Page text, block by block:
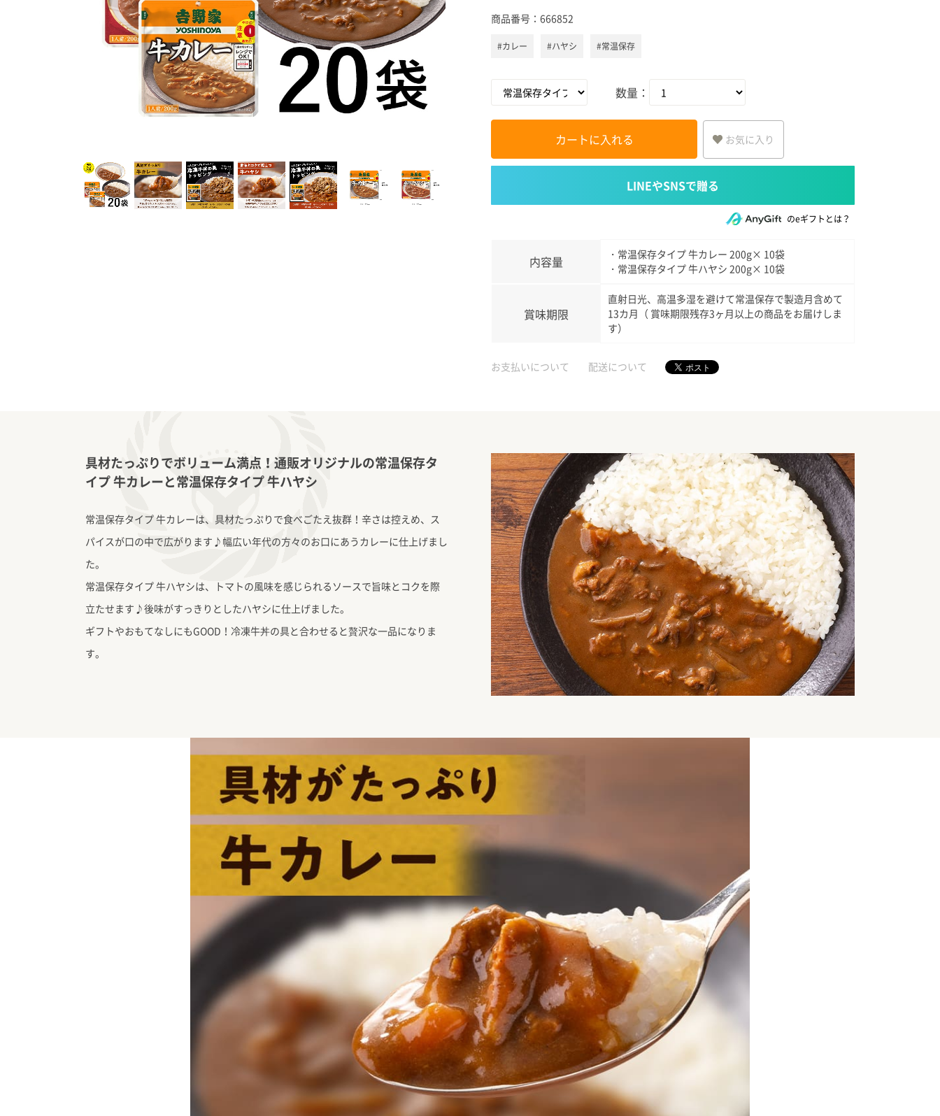
商品番号： 666852
#カレー #ハヤシ #常温保存
数量：
カートに入れる お気に入り
のeギフトとは？
内容量
・常温保存タイプ 牛カレー 200g× 10袋
・常温保存タイプ 牛ハヤシ 200g× 10袋
賞味期限
直射日光、高温多湿を避けて常温保存で製造月含めて
13カ月（ 賞味期限残存3ヶ月以上の商品をお届けしま
す）
お支払いについて 配送について
具材たっぷりでボリューム満点！通販オリジナルの常温保存タ
イプ 牛カレーと常温保存タイプ 牛ハヤシ
常温保存タイプ 牛カレーは、具材たっぷりで食べごたえ抜群！辛さは控えめ、ス
パイスが口の中で広がります♪幅広い年代の方々のお口にあうカレーに仕上げまし
た。
常温保存タイプ 牛ハヤシは、トマトの風味を感じられるソースで旨味とコクを際
立たせます♪後味がすっきりとしたハヤシに仕上げました。
ギフトやおもてなしにもGOOD！冷凍牛丼の具と合わせると贅沢な一品になりま
す。